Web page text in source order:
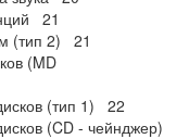
21
(тип 2) 21
(MD
(тип 1) 22
(CD - чейнджер)